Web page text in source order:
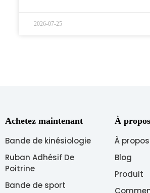
2026-07-25
Achetez maintenant
Bande de kinésiologie
Ruban Adhésif De
Poitrine
Bande de sport
À
À
Blog
Produit